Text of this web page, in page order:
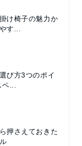
け椅子の魅力か
す...
び方3つのポイ
...
押さえておきた